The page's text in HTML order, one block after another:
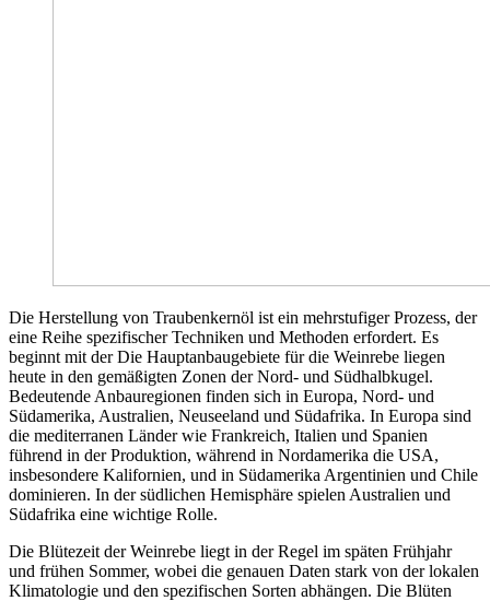
Die Herstellung von Traubenkernöl ist ein mehrstufiger Prozess, der
eine Reihe spezifischer Techniken und Methoden erfordert. Es
beginnt mit der Die Hauptanbaugebiete für die Weinrebe liegen
heute in den gemäßigten Zonen der Nord- und Südhalbkugel.
Bedeutende Anbauregionen finden sich in Europa, Nord- und
Südamerika, Australien, Neuseeland und Südafrika. In Europa sind
die mediterranen Länder wie Frankreich, Italien und Spanien
führend in der Produktion, während in Nordamerika die USA,
insbesondere Kalifornien, und in Südamerika Argentinien und Chile
dominieren. In der südlichen Hemisphäre spielen Australien und
Südafrika eine wichtige Rolle.
Die Blütezeit der Weinrebe liegt in der Regel im späten Frühjahr
und frühen Sommer, wobei die genauen Daten stark von der lokalen
Klimatologie und den spezifischen Sorten abhängen. Die Blüten